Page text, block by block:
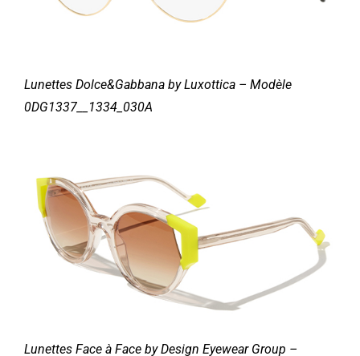
Lunettes Dolce&Gabbana by Luxottica – Modèle
0DG1337__1334_030A
Lunettes Face à Face by Design Eyewear Group –